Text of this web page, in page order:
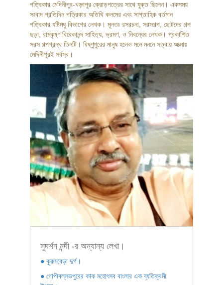
পত্রিকার মেদিনীপুর-খড়্গপুর ক্রোড়পত্রের সাথে যুক্ত ছিলেন। একসময়
সংবাদ প্রতিদিন পত্রিকার অতিথি কলমের এবং সাপ্তাহিক বর্তমান
পত্রিকার যষ্টিমধু বিভাগের লেখক। মূলতঃ রসরচনা, সরসগল্প, ছোটদের গল্প
ছড়া, রামকৃষ্ণ বিবেকানন্দ সাহিত্য, ভ্রমণ, ও নিবন্ধের লেখক। প্রকাশিত
সরস গল্পগ্রন্থ তিনটি। বিষ্ণুপুরের মানুষ হলেও মনে মননে সত্বায় আত্মায়
মেদিনীপুরই সর্বস্ব।
সুদর্শন নন্দী -র অন্যান্য লেখা।
● কুরুমবেড়া দুর্গ।
● গোপীবল্লভপুরের কাক মহোৎসব বাংলার এক ব্যতিক্রমী